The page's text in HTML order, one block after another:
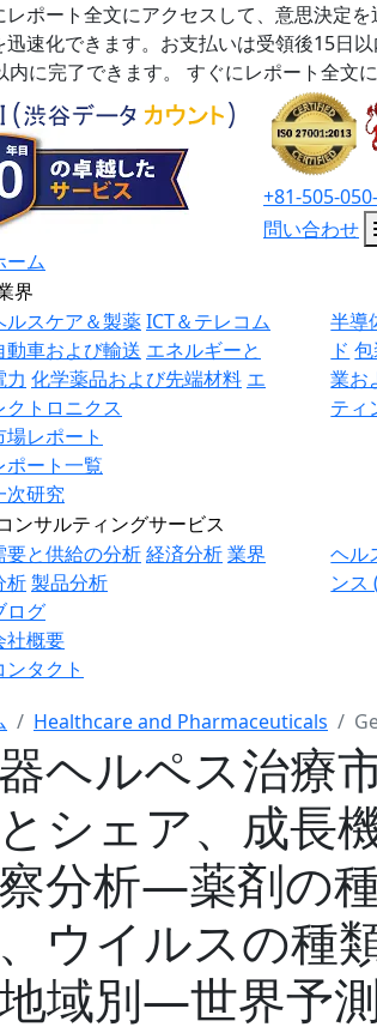
レポート全文にアクセスして、意思決定
迅速化できます。お支払いは受領後15日以
内に完了できます。
すぐにレポート全文
+81-505-
問い合わせ
ーム
界
ルスケア＆製薬ICT＆テレコム
動車および輸送 エネルギーと
力 化学薬品および先端材料 エ
クトロニクス
半導
ド
業お
ティ
場レポート
ポート一覧
次研究
ンサルティングサービス
要と供給の分析経済分析業界
析製品分析
ヘル
ンス
ログ
社概要
ンタクト
Healthcare and Pharmaceuticals
ヘルペス治療
シェア、成長
分析―薬剤の
ウイルスの種
域別―世界予